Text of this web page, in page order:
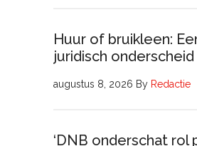
Huur of bruikleen:
juridisch onderscheid
augustus 8, 2026 By Redactie
‘DNB onderschat rol